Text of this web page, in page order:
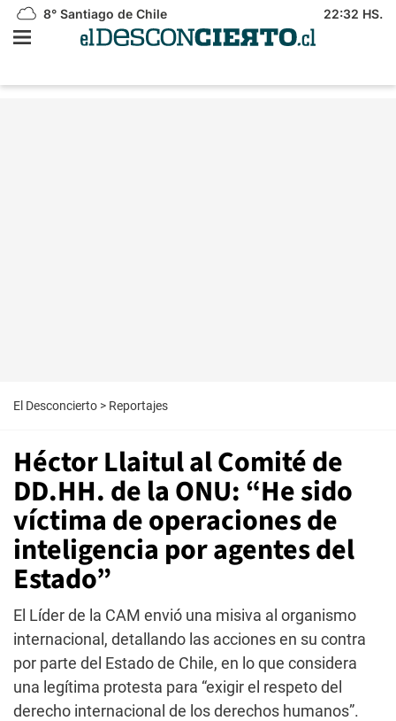
8° Santiago de Chile 22:32 HS.
El Desconcierto > Reportajes
Héctor Llaitul al Comité de
DD.HH. de la ONU: “He sido
víctima de operaciones de
inteligencia por agentes del
Estado”
El Líder de la CAM envió una misiva al organismo
internacional, detallando las acciones en su contra
por parte del Estado de Chile, en lo que considera
una legítima protesta para “exigir el respeto del
derecho internacional de los derechos humanos”.